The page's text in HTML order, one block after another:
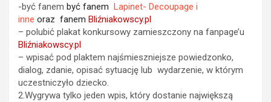
-być fanem być fanem Lapinet- Decoupage i
inne oraz fanem Bliźniakowscy.pl
– polubić plakat konkursowy zamieszczony na fanpage’u
Bliźniakowscy.pl
– wpisać pod plaktem najśmieszniejsze powiedzonko,
dialog, zdanie, opisać sytuację lub wydarzenie, w którym
uczestniczyło dziecko.
2.Wygrywa tylko jeden wpis, który dostanie największą